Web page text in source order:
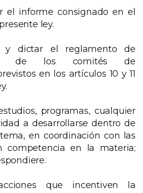
el informe consignado en el
ley.
y dictar el reglamento de
de los comités de
en los artículos 10 y 11
programas, cualquier
a desarrollarse dentro de
en coordinación con las
competencia en la materia;
que incentiven la